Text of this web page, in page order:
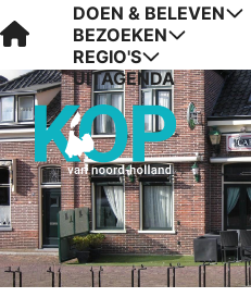
Visit Kop van Holland
DOEN & BELEVEN
BEZOEKEN
REGIO'S
UITAGENDA